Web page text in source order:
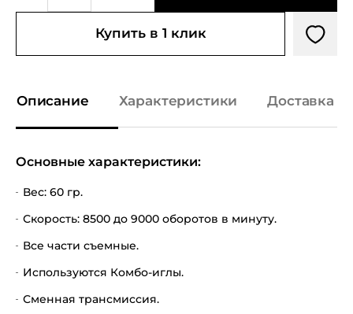
Купить в 1 клик
Описание Характеристики Доставка и
Основные характеристики:
Вес: 60 гр.
Скорость: 8500 до 9000 оборотов в минуту.
Все части съемные.
Используются Комбо-иглы.
Сменная трансмиссия.